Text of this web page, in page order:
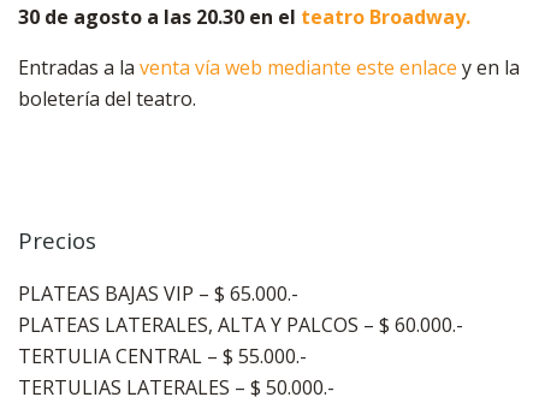
30 de agosto a las 20.30 en el teatro Broadway.
Entradas a la venta vía web mediante este enlace y en la
boletería del teatro.
Precios
PLATEAS BAJAS VIP – $ 65.000.-
PLATEAS LATERALES, ALTA Y PALCOS – $ 60.000.-
TERTULIA CENTRAL – $ 55.000.-
TERTULIAS LATERALES – $ 50.000.-